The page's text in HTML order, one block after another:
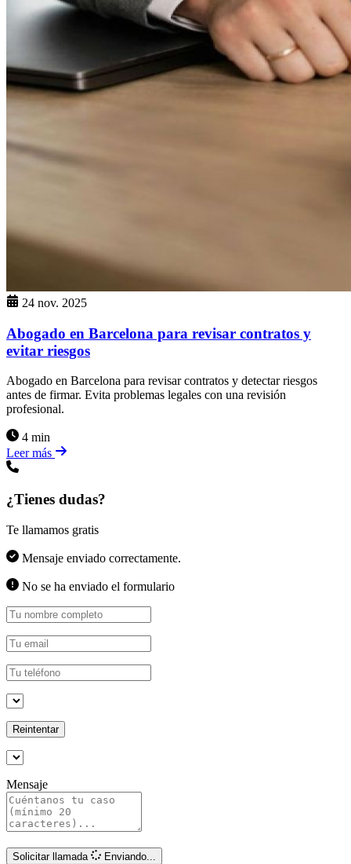
24 nov. 2025
Abogado en Barcelona para revisar contratos y
evitar riesgos
Abogado en Barcelona para revisar contratos y detectar riesgos
antes de firmar. Evita problemas legales con una revisión
profesional.
4 min
Leer más
¿Tienes dudas?
Te llamamos gratis
Mensaje enviado correctamente.
No se ha enviado el formulario
Reintentar
Mensaje
Solicitar llamada Enviando...